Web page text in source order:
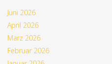
Juni 2026
April 2026
März 2026
Februar 2026